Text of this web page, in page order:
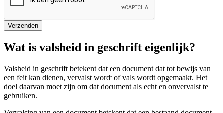
Verzenden
Wat is valsheid in geschrift eigenlijk?
Valsheid in geschrift betekent dat een document dat tot bewijs van
een feit kan dienen, vervalst wordt of vals wordt opgemaakt. Het
doel daarvan moet zijn om dat document als echt en onvervalst te
gebruiken.